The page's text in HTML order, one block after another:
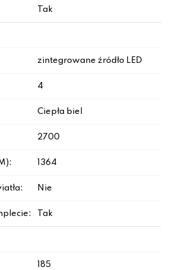
Tak
zintegrowane źródło LED
4
Ciepła biel
2700
1364
Nie
Tak
185